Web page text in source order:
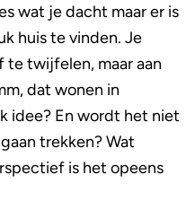
wat je dacht maar er is
huis te vinden. Je
te twijfelen, maar aan
dat wonen in
idee? En wordt het niet
trekken? Wat
is het opeens